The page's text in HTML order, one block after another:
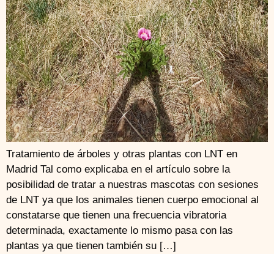
Tratamiento de árboles y otras plantas con LNT en
Madrid Tal como explicaba en el artículo sobre la
posibilidad de tratar a nuestras mascotas con sesiones
de LNT ya que los animales tienen cuerpo emocional al
constatarse que tienen una frecuencia vibratoria
determinada, exactamente lo mismo pasa con las
plantas ya que tienen también su […]